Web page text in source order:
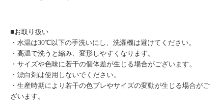
■お取り扱い
・水温は30℃以下の手洗いにし、洗濯機は避けてください。
・高温で洗うと縮み、変形しやすくなります。
・サイズや色味に若干の個体差が生じる場合がございます。
・漂白剤は使用しないでください。
・生産時期により若干の色ブレやサイズの変動が生じる場合がご
ざいます。